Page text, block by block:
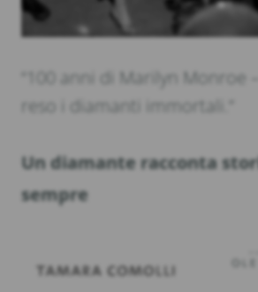
“100 anni di Marilyn Monroe
reso i diamanti immortali.”
Un diamante racconta
sempre